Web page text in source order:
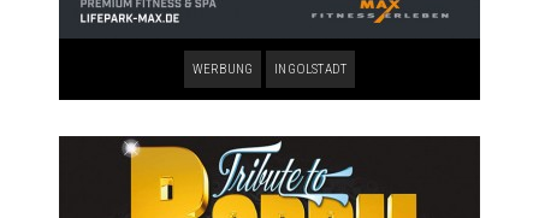
WERBUNG INGOLSTADT